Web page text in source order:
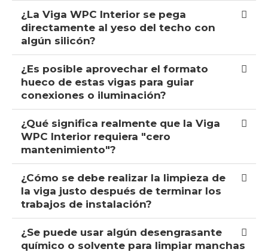
¿La Viga WPC Interior se pega
directamente al yeso del techo con
algún silicón?
¿Es posible aprovechar el formato
hueco de estas vigas para guiar
conexiones o iluminación?
¿Qué significa realmente que la Viga
WPC Interior requiera "cero
mantenimiento"?
¿Cómo se debe realizar la limpieza de
la viga justo después de terminar los
trabajos de instalación?
¿Se puede usar algún desengrasante
químico o solvente para limpiar manchas